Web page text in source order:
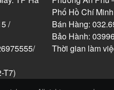
/
T7)
Phố Hồ Chí Minh
Bán Hàng:
Bảo Hành:
Thời gian làm